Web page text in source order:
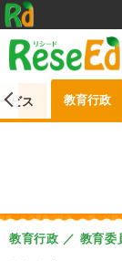
ビス 教育行政
教育行政 教育委